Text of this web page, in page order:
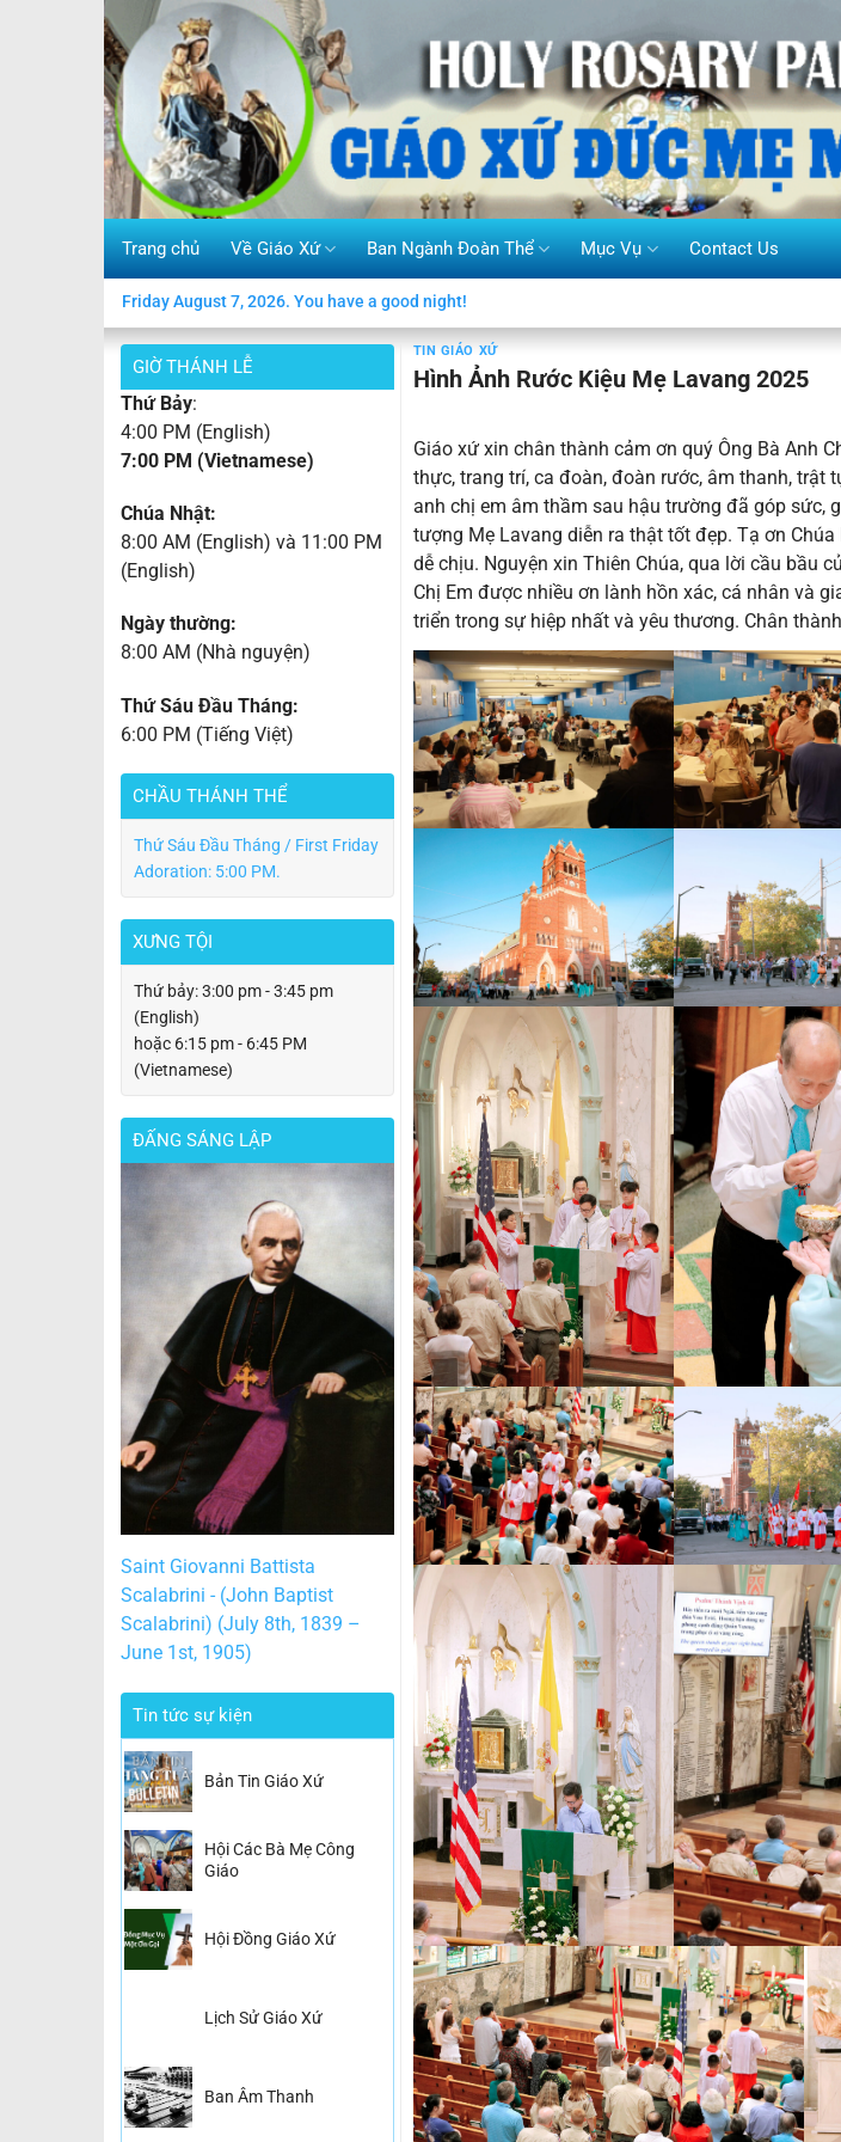
Skip
to
content
Trang chủ Về Giáo Xứ Ban Ngành Đoàn Thể Mục Vụ Contact Us
Friday August 7, 2026. You have a good night!
GIỜ THÁNH LỄ
Thứ Bảy:
4:00 PM (English)
7:00 PM (Vietnamese)
Chúa Nhật:
8:00 AM (English) và 11:00 PM
(English)
Ngày thường:
8:00 AM (Nhà nguyện)
Thứ Sáu Đầu Tháng:
6:00 PM (Tiếng Việt)
CHẦU THÁNH THỂ
Thứ Sáu Đầu Tháng / First Friday
Adoration: 5:00 PM.
XƯNG TỘI
Thứ bảy: 3:00 pm - 3:45 pm
(English)
hoặc 6:15 pm - 6:45 PM
(Vietnamese)
ĐẤNG SÁNG LẬP
Saint Giovanni Battista
Scalabrini - (John Baptist
Scalabrini) (July 8th, 1839 –
June 1st, 1905)
Tin tức sự kiện
Bản Tin Giáo Xứ
Hội Các Bà Mẹ Công
Giáo
Hội Đồng Giáo Xứ
Lịch Sử Giáo Xứ
Ban Âm Thanh
TIN GIÁO XỨ
Hình Ảnh Rước Kiệu Mẹ Lavang 2025
Giáo xứ xin chân thành cảm ơn quý Ông Bà Anh
thực, trang trí, ca đoàn, đoàn rước, âm thanh, trật
anh chị em âm thầm sau hậu trường đã góp sức,
tượng Mẹ Lavang diễn ra thật tốt đẹp. Tạ ơn
dễ chịu. Nguyện xin Thiên Chúa, qua lời cầu bầu
Chị Em được nhiều ơn lành hồn xác, cá nhân và
triển trong sự hiệp nhất và yêu thương. Chân